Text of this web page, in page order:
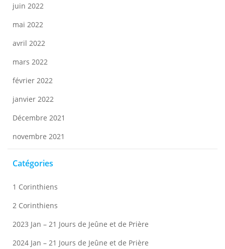
juin 2022
mai 2022
avril 2022
mars 2022
février 2022
janvier 2022
Décembre 2021
novembre 2021
Catégories
1 Corinthiens
2 Corinthiens
2023 Jan – 21 Jours de Jeûne et de Prière
2024 Jan – 21 Jours de Jeûne et de Prière